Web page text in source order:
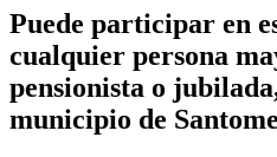
Puede participar en
cualquier persona
pensionista o
municipio de